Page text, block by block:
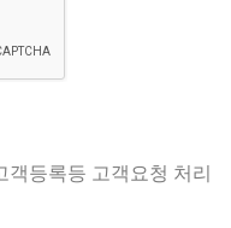
등록등 고객요청 처리